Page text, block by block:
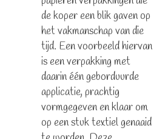
de koper een blik gaven op
het vakmanschap van die
tijd. Een voorbeeld hiervan
is een verpakking met
daarin één geborduurde
applicatie, prachtig
vormgegeven en klaar om
op een stuk textiel genaaid